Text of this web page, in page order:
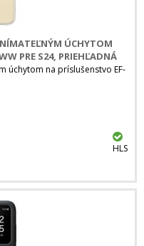
ÚCHYTOM
PRE S24, PRIEHĽADNÁ
úchytom na príslušenstvo EF-
HLS